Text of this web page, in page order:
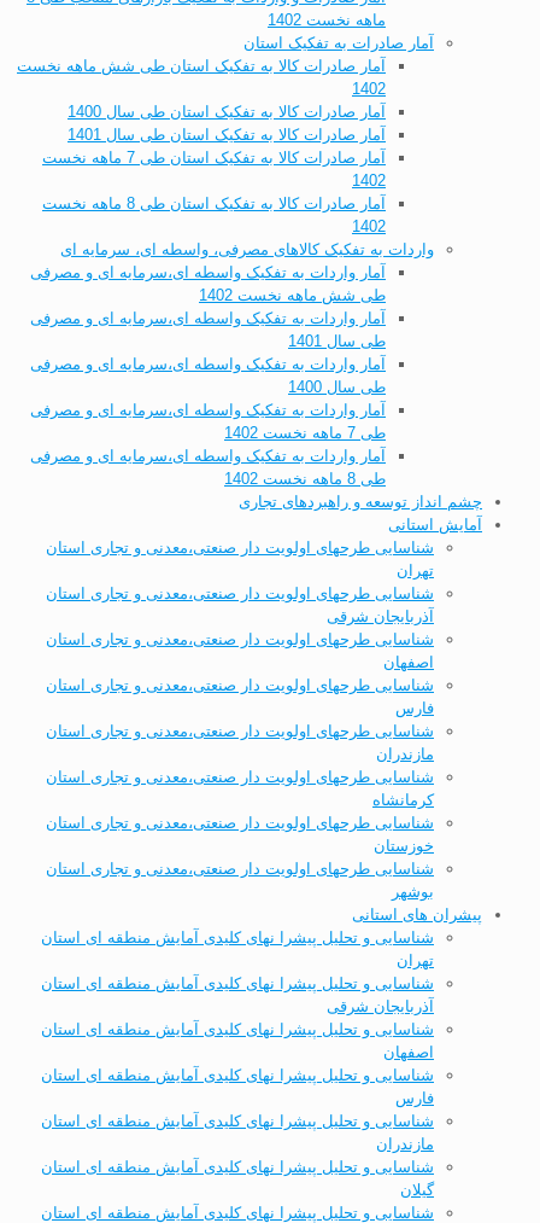
ماهه نخست 1402
آمار صادرات به تفکیک استان
آمار صادرات کالا به تفکیک استان طی شش ماهه نخست
1402
آمار صادرات کالا به تفکیک استان طی سال 1400
آمار صادرات کالا به تفکیک استان طی سال 1401
آمار صادرات کالا به تفکیک استان طی 7 ماهه نخست
1402
آمار صادرات کالا به تفکیک استان طی 8 ماهه نخست
1402
واردات به تفکیک کالاهای مصرفی، واسطه ای، سرمایه ای
آمار واردات به تفکیک واسطه ای،سرمایه ای و مصرفی
طی شش ماهه نخست 1402
آمار واردات به تفکیک واسطه ای،سرمایه ای و مصرفی
طی سال 1401
آمار واردات به تفکیک واسطه ای،سرمایه ای و مصرفی
طی سال 1400
آمار واردات به تفکیک واسطه ای،سرمایه ای و مصرفی
طی 7 ماهه نخست 1402
آمار واردات به تفکیک واسطه ای،سرمایه ای و مصرفی
طی 8 ماهه نخست 1402
چشم انداز توسعه و راهبردهای تجاری
آمایش استانی
شناسایی طرحهای اولویت دار صنعتی،معدنی و تجاری استان
تهران
شناسایی طرحهای اولویت دار صنعتی،معدنی و تجاری استان
آذربایجان شرقی
شناسایی طرحهای اولویت دار صنعتی،معدنی و تجاری استان
اصفهان
شناسایی طرحهای اولویت دار صنعتی،معدنی و تجاری استان
فارس
شناسایی طرحهای اولویت دار صنعتی،معدنی و تجاری استان
مازندران
شناسایی طرحهای اولویت دار صنعتی،معدنی و تجاری استان
کرمانشاه
شناسایی طرحهای اولویت دار صنعتی،معدنی و تجاری استان
خوزستان
شناسایی طرحهای اولویت دار صنعتی،معدنی و تجاری استان
بوشهر
پیشران های استانی
شناسایی و تحلیل پیشرا نهای کلیدی آمایش منطقه ای استان
تهران
شناسایی و تحلیل پیشرا نهای کلیدی آمایش منطقه ای استان
آذربایجان شرقی
شناسایی و تحلیل پیشرا نهای کلیدی آمایش منطقه ای استان
اصفهان
شناسایی و تحلیل پیشرا نهای کلیدی آمایش منطقه ای استان
فارس
شناسایی و تحلیل پیشرا نهای کلیدی آمایش منطقه ای استان
مازندران
شناسایی و تحلیل پیشرا نهای کلیدی آمایش منطقه ای استان
گیلان
شناسایی و تحلیل پیشرا نهای کلیدی آمایش منطقه ای استان